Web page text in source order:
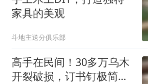
家具的美观
斗地主送分俱乐部
高手在民间！30多万乌木
开裂破损，订书钉极简修